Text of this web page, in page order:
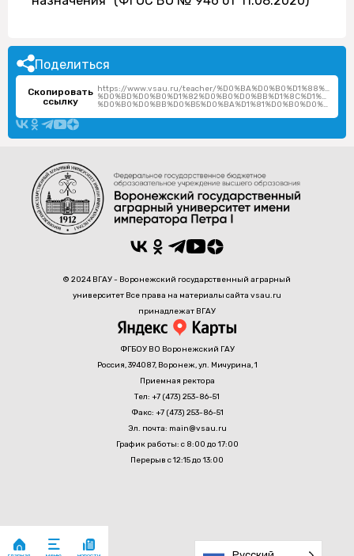
Поделиться
Скопировать
ссылку
https://www.vsau.ru/teacher/
%D0%BD%D0%B0%D1%82%D0%B0%D0%BB%D1%8C%D1%8F-
%D0%B0%D0%BB%D0%B5%D0%BA%D1%81%D0%B0%D0%BD%D0%B4%D1%80%D0%BE%D0%B2%D0%BD%D0%B0/
© 2024 ВГАУ - Воронежский государственный аграрный
университет Все права на материалы сайта vsau.ru
принадлежат ВГАУ
ФГБОУ ВО Воронежский ГАУ
Россия, 394087, Воронеж, ул. Мичурина, 1
Приемная ректора
Тел: +7 (473) 253-86-51
Факс: +7 (473) 253-86-51
Эл. почта: main@vsau.ru
График работы: с 8:00 до 17:00
Перерыв с 12:15 до 13:00